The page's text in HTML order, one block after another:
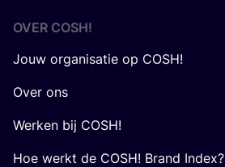
OVER COSH!
Jouw organisatie op COSH!
Over ons
Werken bij COSH!
Hoe werkt de COSH! Brand Index?